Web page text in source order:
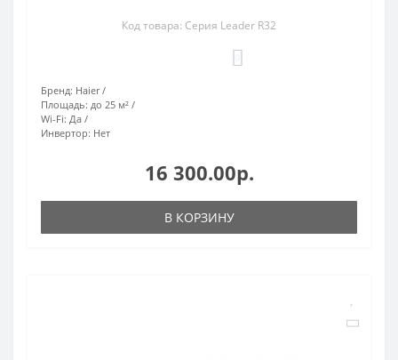
Код товара: Серия Leader R32
Бренд: Haier
Площадь: до 25 м²
Wi-Fi: Да
Инвертор: Нет
16 300.00р.
В КОРЗИНУ